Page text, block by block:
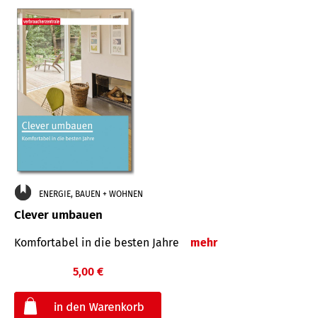
ENERGIE, BAUEN + WOHNEN
Clever umbauen
Komfortabel in die besten Jahre mehr
5,00 €